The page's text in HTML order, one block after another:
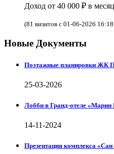
Доход от 40 000 ₽ в
(81 визитов с 01-06-2026
Новые Документы
Поэтажные планировки ЖК
25-03-2026
Лобби в Гранд-отеле «Марин
14-11-2024
Презентация комплекса